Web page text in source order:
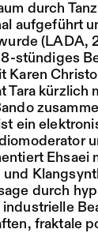
durch
aufgeführt
(LADA,
stündiges
Karen
Tara kürzlich
ein
Ehsaei
und
durch
fraktale